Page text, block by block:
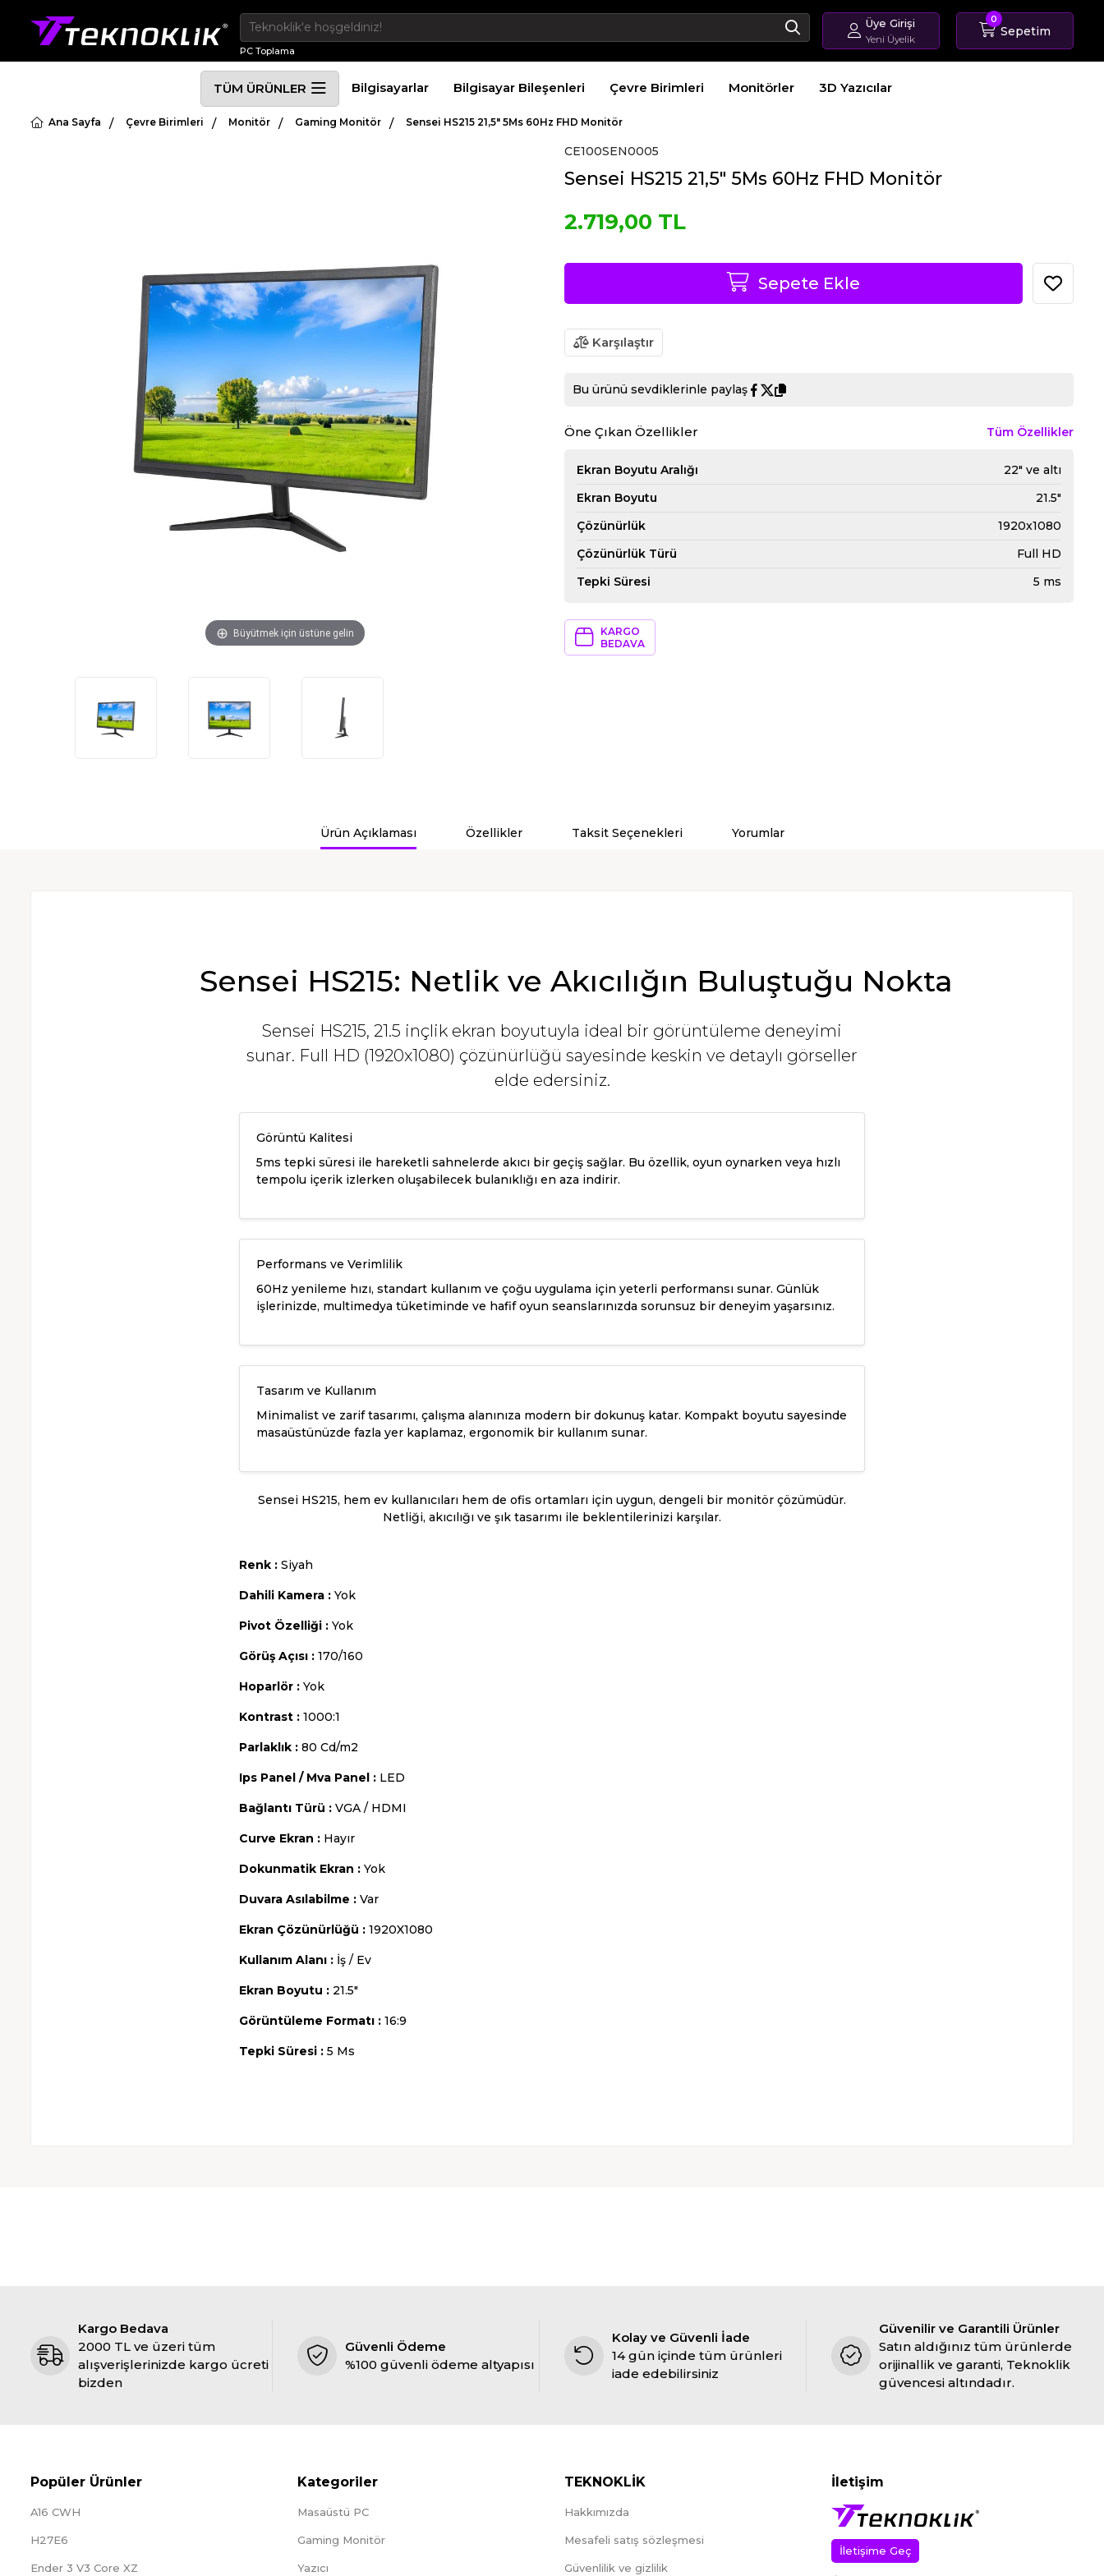
PC Toplama
Üye Girişi
Yeni Üyelik
Üye Ol
0
Sepetim
TÜM ÜRÜNLER Bilgisayarlar Bilgisayar Bileşenleri Çevre Birimleri Monitörler 3D Yazıcılar
Ana Sayfa Çevre Birimleri Monitör Gaming Monitör Sensei HS215 21,5" 5Ms 60Hz FHD Monitör
Büyütmek için üstüne gelin
CE100SEN0005
Sensei HS215 21,5" 5Ms 60Hz FHD Monitör
2.719,00 TL
Sepete Ekle
Karşılaştır
Bu ürünü sevdiklerinle paylaş
Öne Çıkan Özellikler Tüm Özellikler
Ekran Boyutu Aralığı
22" ve altı
Ekran Boyutu
21.5"
Çözünürlük
1920x1080
Çözünürlük Türü
Full HD
Tepki Süresi
5 ms
KARGO
BEDAVA
Ürün Açıklaması Özellikler Taksit Seçenekleri Yorumlar
Sensei HS215: Netlik ve Akıcılığın Buluştuğu Nokta
Sensei HS215, 21.5 inçlik ekran boyutuyla ideal bir görüntüleme deneyimi
sunar. Full HD (1920x1080) çözünürlüğü sayesinde keskin ve detaylı görseller
elde edersiniz.
Görüntü Kalitesi
5ms tepki süresi ile hareketli sahnelerde akıcı bir geçiş sağlar. Bu özellik, oyun oynarken veya hızlı
tempolu içerik izlerken oluşabilecek bulanıklığı en aza indirir.
Performans ve Verimlilik
60Hz yenileme hızı, standart kullanım ve çoğu uygulama için yeterli performansı sunar. Günlük
işlerinizde, multimedya tüketiminde ve hafif oyun seanslarınızda sorunsuz bir deneyim yaşarsınız.
Tasarım ve Kullanım
Minimalist ve zarif tasarımı, çalışma alanınıza modern bir dokunuş katar. Kompakt boyutu sayesinde
masaüstünüzde fazla yer kaplamaz, ergonomik bir kullanım sunar.
Sensei HS215, hem ev kullanıcıları hem de ofis ortamları için uygun, dengeli bir monitör çözümüdür.
Netliği, akıcılığı ve şık tasarımı ile beklentilerinizi karşılar.
Renk : Siyah
Dahili Kamera : Yok
Pivot Özelliği : Yok
Görüş Açısı : 170/160
Hoparlör : Yok
Kontrast : 1000:1
Parlaklık : 80 Cd/m2
Ips Panel / Mva Panel : LED
Bağlantı Türü : VGA / HDMI
Curve Ekran : Hayır
Dokunmatik Ekran : Yok
Duvara Asılabilme : Var
Ekran Çözünürlüğü : 1920X1080
Kullanım Alanı : İş / Ev
Ekran Boyutu : 21.5"
Görüntüleme Formatı : 16:9
Tepki Süresi : 5 Ms
Kargo Bedava
2000 TL ve üzeri tüm
alışverişlerinizde kargo ücreti
bizden
Güvenli Ödeme
%100 güvenli ödeme altyapısı
Kolay ve Güvenli İade
14 gün içinde tüm ürünleri
iade edebilirsiniz
Güvenilir ve Garantili Ürünler
Satın aldığınız tüm ürünlerde
orijinallik ve garanti, Teknoklik
güvencesi altındadır.
Popüler Ürünler
A16 CWH
H27E6
Ender 3 V3 Core XZ
Kategoriler
Masaüstü PC
Gaming Monitör
Yazıcı
TEKNOKLİK
Hakkımızda
Mesafeli satış sözleşmesi
Güvenlilik ve gizlilik
İletişim
İletişime Geç